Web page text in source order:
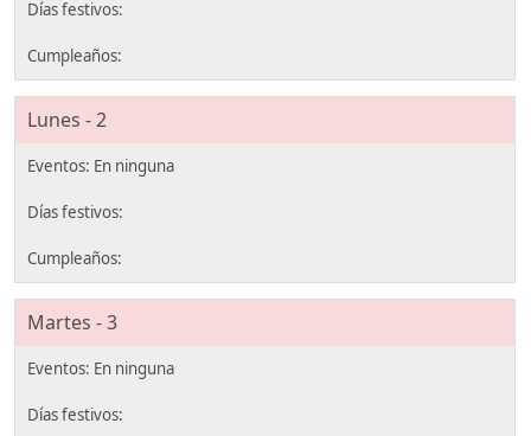
Lunes - 2
Martes - 3